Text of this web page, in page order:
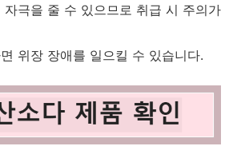
자극을 줄 수 있으므로 취급 시 주의가
위장 장애를 일으킬 수 있습니다.